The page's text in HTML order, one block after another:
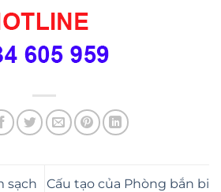
sạch
Cấu tạo của Phòng bắn bi